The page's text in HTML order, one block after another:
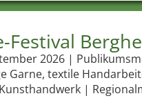
Festival
2026 |
Garne, textile
|
Länder Städte